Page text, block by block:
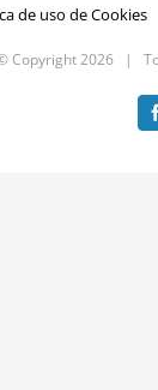
de uso de Cookies
Copyright2026 |